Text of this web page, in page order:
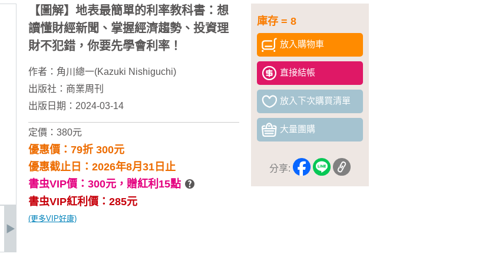
庫存 = 8
放入購物車
直接結帳
放入下次購買清單
大量團購
分享:
【圖解】地表最簡單的利率教科書：想
讀懂財經新聞、掌握經濟趨勢、投資理
財不犯錯，你要先學會利率！
作者： 角川總一(Kazuki Nishiguchi)
出版社： 商業周刊
出版日期：2024-03-14
定價：380元
優惠價：79折 300元
優惠截止日：2026年8月31日止
書虫VIP價：300元， 贈紅利15點
書虫VIP紅利價：285元
(更多VIP好康)